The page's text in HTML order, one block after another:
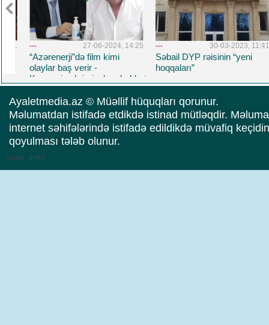
--- 27-06-2024, 14:25
“Azərenerji”də film kimi
olaylar baş verir -
Korrupsiya,kriminal,məhəbbət
və daha nələr.. Üzeyir
Yusifovun "Məcnun"u
oynadığı filmdə Baba
Rzayev də baş roldadı
--- 30-03-2023, 11:41
Səbail DYP rəisinin “yeni
hoqqaları”
Ayaletmedia.az © Müəllif hüquqları qorunur.
Məlumatdan istifadə etdikdə istinad mütləqdir.
internet səhifələrində istifadə edildikdə müvafiq keçidin
qoyulması tələb olunur.
{sape_links}